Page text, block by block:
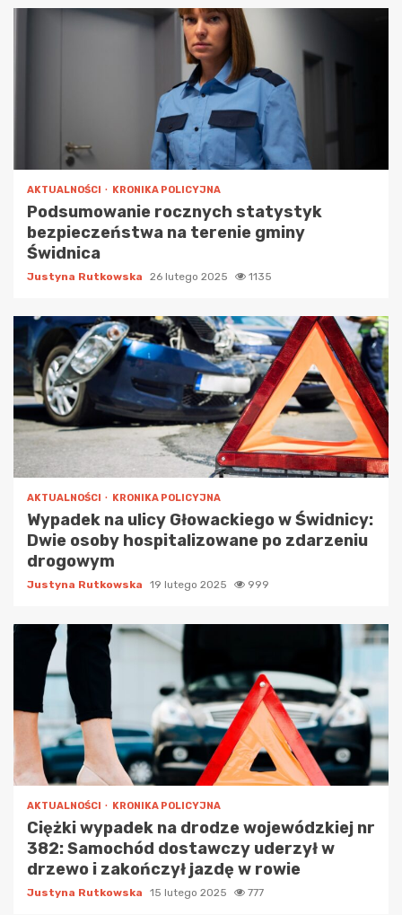
AKTUALNOŚCI KRONIKA POLICYJNA
Podsumowanie rocznych statystyk
bezpieczeństwa na terenie gminy
Świdnica
Justyna Rutkowska 26 lutego 2025 1135
AKTUALNOŚCI KRONIKA POLICYJNA
Wypadek na ulicy Głowackiego w Świdnicy:
Dwie osoby hospitalizowane po zdarzeniu
drogowym
Justyna Rutkowska 19 lutego 2025 999
AKTUALNOŚCI KRONIKA POLICYJNA
Ciężki wypadek na drodze wojewódzkiej nr
382: Samochód dostawczy uderzył w
drzewo i zakończył jazdę w rowie
Justyna Rutkowska 15 lutego 2025 777